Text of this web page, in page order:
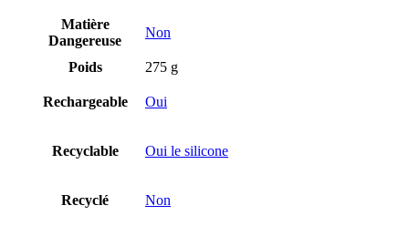
Matière
Dangereuse
Non
Poids 275 g
Rechargeable Oui
Recyclable Oui le silicone
Recyclé Non